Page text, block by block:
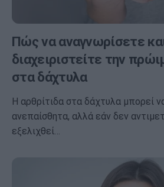
Πώς να αναγνωρίσετε
διαχειριστείτε την
στα δάχτυλα
Η αρθρίτιδα στα δάχτυλα μπορεί
ανεπαίσθητα, αλλά εάν δεν
εξελιχθεί…